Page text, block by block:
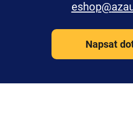
eshop@
Napsat